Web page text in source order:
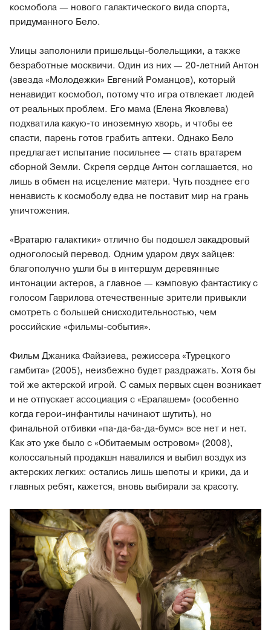
космобола — нового галактического вида спорта,
придуманного Бело.
Улицы заполонили пришельцы-болельщики, а также
безработные москвичи. Один из них — 20-летний Антон
(звезда «Молодежки» Евгений Романцов), который
ненавидит космобол, потому что игра отвлекает людей
от реальных проблем. Его мама (Елена Яковлева)
подхватила какую-то иноземную хворь, и чтобы ее
спасти, парень готов грабить аптеки. Однако Бело
предлагает испытание посильнее — стать вратарем
сборной Земли. Скрепя сердце Антон соглашается, но
лишь в обмен на исцеление матери. Чуть позднее его
ненависть к космоболу едва не поставит мир на грань
уничтожения.
«Вратарю галактики» отлично бы подошел закадровый
одноголосый перевод. Одним ударом двух зайцев:
благополучно ушли бы в интершум деревянные
интонации актеров, а главное — кэмповую фантастику с
голосом Гаврилова отечественные зрители привыкли
смотреть с большей снисходительностью, чем
российские «фильмы-события».
Фильм Джаника Файзиева, режиссера «Турецкого
гамбита» (2005), неизбежно будет раздражать. Хотя бы
той же актерской игрой. С самых первых сцен возникает
и не отпускает ассоциация с «Ералашем» (особенно
когда герои-инфантилы начинают шутить), но
финальной отбивки «па-да-ба-да-бумс» все нет и нет.
Как это уже было с «Обитаемым островом» (2008),
колоссальный продакшн навалился и выбил воздух из
актерских легких: остались лишь шепоты и крики, да и
главных ребят, кажется, вновь выбирали за красоту.